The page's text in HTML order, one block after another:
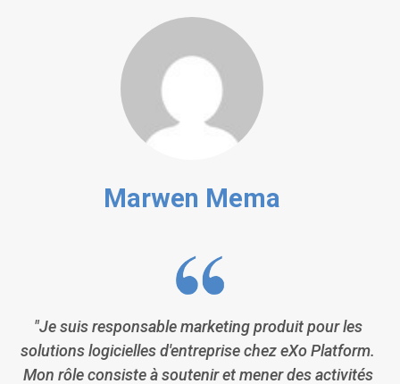
Marwen Mema
"Je suis responsable marketing produit pour les
solutions logicielles d'entreprise chez eXo Platform.
Mon rôle consiste à soutenir et mener des activités